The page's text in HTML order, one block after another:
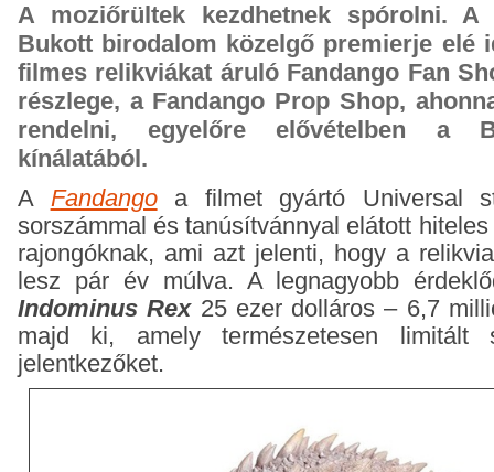
A moziőrültek kezdhetnek spórolni.
Bukott birodalom közelgő premierje elé
filmes relikviákat áruló Fandango Fan
részlege, a Fandango Prop Shop,
rendelni, egyelőre elővételben a
kínálatából.
A Fandangoa filmet gyártó Universal
sorszámmal és tanúsítvánnyal elátott
rajongóknak, ami azt jelenti, hogy a
lesz pár év múlva. A legnagyobb
Indominus Rex25 ezer dolláros – 6,7
majd ki, amely természetesen limitált
jelentkezőket.